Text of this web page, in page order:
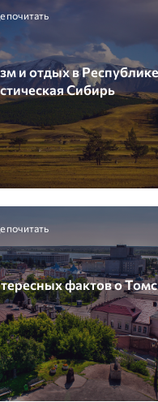
почитать
и отдых в
Сибирь
почитать
фактов о